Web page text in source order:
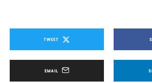
TWEET
EMAIL